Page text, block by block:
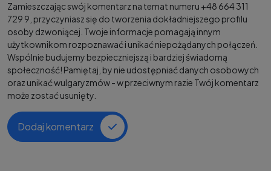
Zamieszczając swój komentarz na temat numeru +48 664 311
729 9, przyczyniasz się do tworzenia dokładniejszego profilu
osoby dzwoniącej. Twoje informacje pomagają innym
użytkownikom rozpoznawać i unikać niepożądanych połączeń.
Wspólnie budujemy bezpieczniejszą i bardziej świadomą
społeczność! Pamiętaj, by nie udostępniać danych osobowych
oraz unikać wulgaryzmów - w przeciwnym razie Twój komentarz
może zostać usunięty.
Dodaj komentarz